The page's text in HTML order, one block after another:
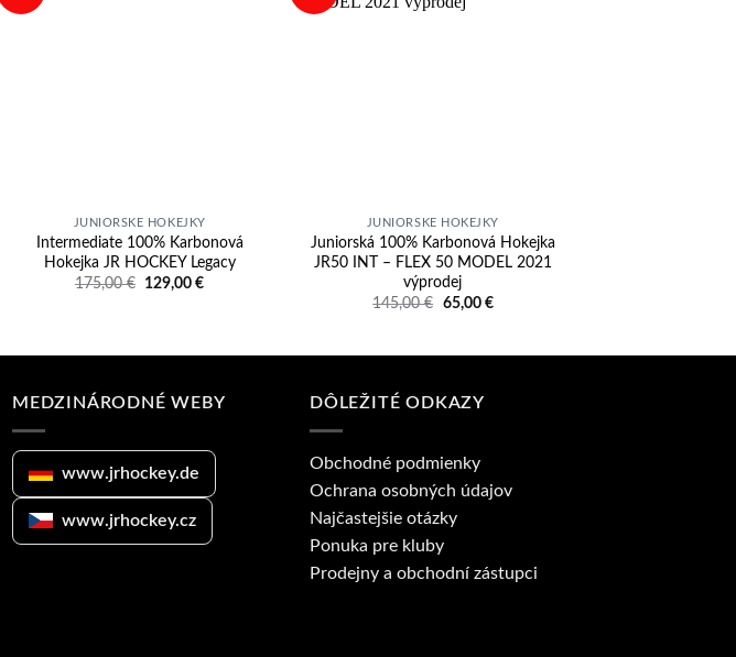
JUNIORSKÉ HOKEJKY
Intermediate 100% Karbonová
Hokejka JR HOCKEY Legacy
175,00€
Pôvodná
129,00€Aktuálna
JUNIORSKÉ HOKEJKY
Juniorská 100% Karbonová Hokejka
JR50 INT – FLEX 50 MODEL 2021
výprodej
145,00€ Pôvodná
65,00 €Aktuálna
MEDZINÁRODNÉ WEBY
www.jrhockey.de
www.jrhockey.cz
DÔLEŽITÉ ODKAZY
Obchodné podmienky
Ochrana osobných údajov
Najčastejšie otázky
Ponuka pre kluby
Prodejny a obchodní zástupci